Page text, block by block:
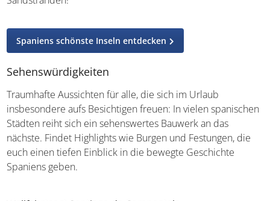
Spaniens schönste Inseln entdecken
Traumhafte Aussichten für alle, die sich im Urlaub
insbesondere aufs Besichtigen freuen: In vielen
spanischen Städten reiht sich ein sehenswertes Bauwerk
an das nächste. Findet Highlights wie Burgen und
Festungen, die euch einen tiefen Einblick in die bewegte
Geschichte Spaniens geben.